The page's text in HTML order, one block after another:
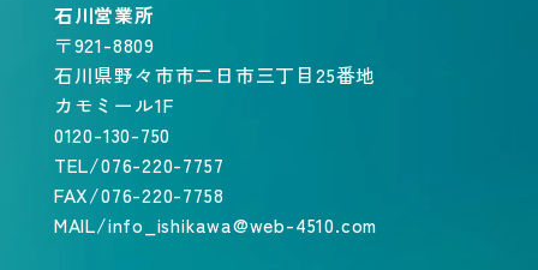
石川営業所
〒921-8809
石川県野々市市二日市三丁目25番地
カモミール1F
0120-130-750
TEL/076-220-7757
FAX/076-220-7758
MAIL/info_ishikawa@web-4510.com